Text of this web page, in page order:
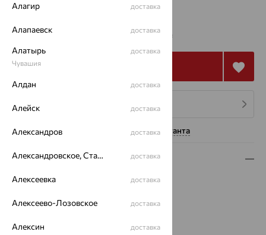
от 110 281 315 089 ₽
Нужна помощь консультанта
Описание
Вид изделия:
Плетение: якорное
Металл:
Алагир доставка
Алапаевск доставка
Алатырь
Чувашия
доставка
Алдан доставка
Алейск доставка
Александров доставка
Александровское, Ставропольский край доставка
Алексеевка доставка
Алексеево-Лозовское доставка
Алексин доставка